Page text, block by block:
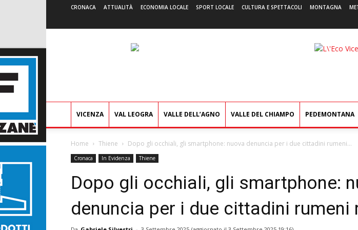
CRONACA ATTUALITÀ ECONOMIA LOCALE SPORT LOCALE CULTURA E SPETTACOLI MONTAGNA
VICENZA VAL LEOGRA VALLE DELL’AGNO VALLE DEL CHIAMPO PEDEMONTANA
Home Thiene Dopo gli occhiali, gli smartphone: nuova denuncia per i due cittadini rumeni...
Cronaca In Evidenza Thiene
Dopo gli occhiali, gli smartphone:
denuncia per i due cittadini rumeni